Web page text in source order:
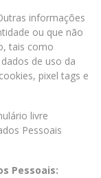
informações
ou que não
tais como
de uso da
pixel tags e
livre
Pessoais
Pessoais: